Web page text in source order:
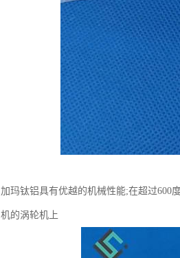
加玛钛铝具有优越的机械性能;在超过600
机的涡轮机上